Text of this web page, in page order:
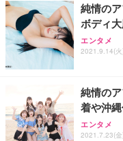
純情の
ボディ大
エンタメ
2021.9.14(
純情の
着や沖
エンタメ
2021.7.23(